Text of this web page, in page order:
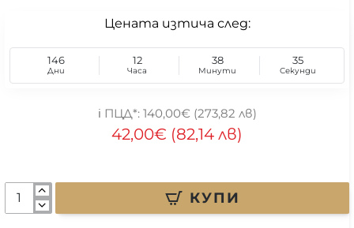
Цената изтича след:
146
Дни
12
Часа
38
Минути
35
Секунди
42,00€ (82,14 лв)
140,00€ (273,82 лв)
КУПИ